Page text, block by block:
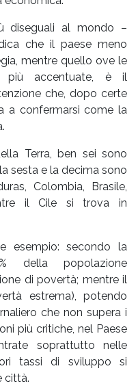
diseguali al mondo –
che il paese meno
mentre quello ove le
più accentuate, è il
che, dopo certe
a confermarsi come la
Terra, ben sei sono
sesta e la decima sono
Colombia, Brasile,
il Cile si trova in
esempio: secondo la
della popolazione
di povertà; mentre il
estrema), potendo
che non supera i
più critiche, nel Paese
soprattutto nelle
tassi di sviluppo si
città.